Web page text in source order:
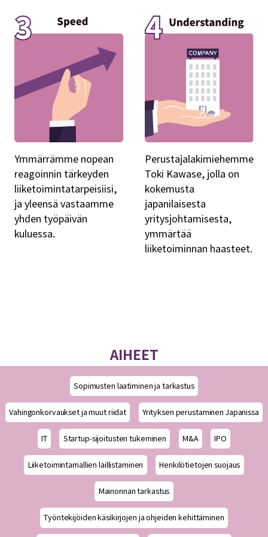
Ymmärrämme nopean
reagoinnin tärkeyden
liiketoimintatarpeisiisi,
ja yleensä vastaamme
yhden työpäivän
kuluessa.
Perustajalakimiehemme
Toki Kawase, jolla on
kokemusta
japanilaisesta
yritysjohtamisesta,
ymmärtää
liiketoiminnan haasteet.
AIHEET
Sopimusten laatiminen ja tarkastus
Vahingonkorvaukset ja muut riidat Yrityksen perustaminen Japanissa
IT Startup-sijoitusten tukeminen M&A IPO
Liiketoimintamallien laillistaminen Henkilötietojen suojaus
Mainonnan tarkastus
Työntekijöiden käsikirjojen ja ohjeiden kehittäminen